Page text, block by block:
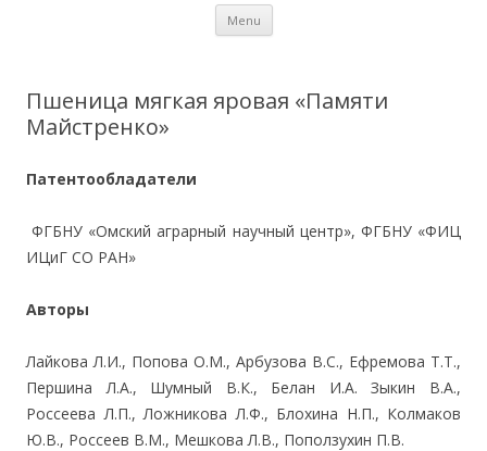
Menu Skip
content
Пшеница мягкая яровая «Памяти
Майстренко»
Патентообладатели
ФГБНУ «Омский аграрный научный центр», ФГБНУ «ФИЦ
ИЦиГ СО РАН»
Авторы
Лайкова Л.И., Попова О.М., Арбузова В.С., Ефремова Т.Т.,
Першина Л.А., Шумный В.К., Белан И.А. Зыкин В.А.,
Россеева Л.П., Ложникова Л.Ф., Блохина Н.П., Колмаков
Ю.В., Россеев В.М., Мешкова Л.В., Поползухин П.В.